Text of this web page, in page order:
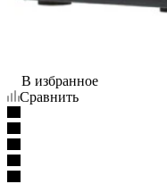
В избранное
Сравнить